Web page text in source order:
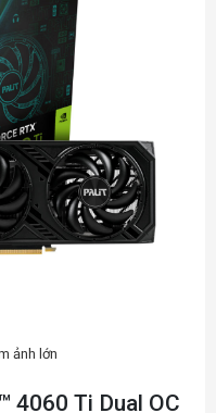
ảnh lớn
4060 Ti Dual OC